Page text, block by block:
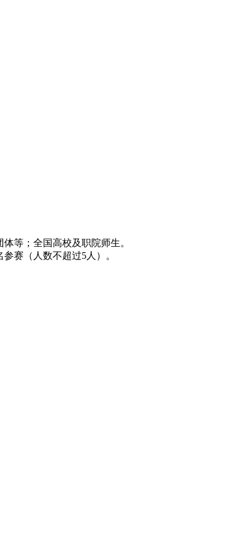
等；全国高校及职院师生。
赛（人数不超过5人）。